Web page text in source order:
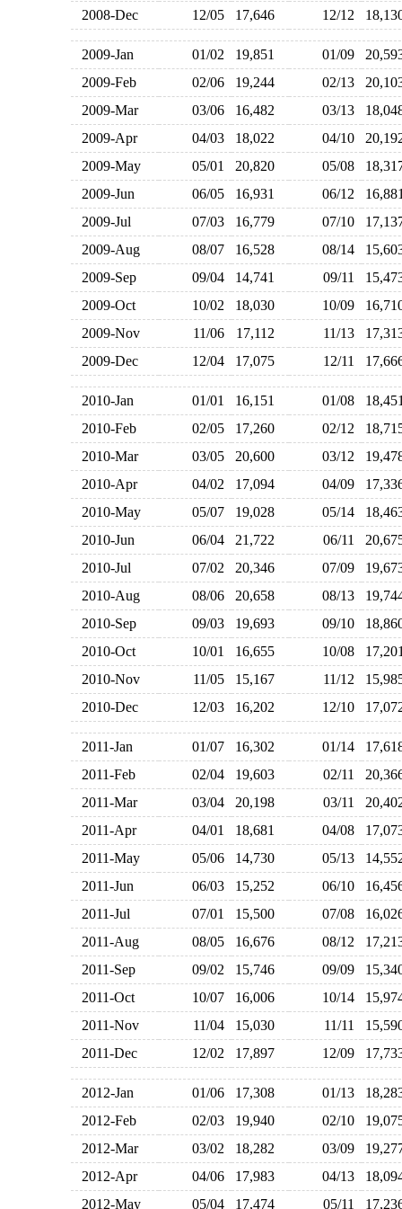
2008-Dec
12/05 17,646 12/12
2009-Jan 01/02 19,851 01/09
2009-Feb
02/06 19,244 02/13
2009-Mar
03/06 16,482 03/13
2009-Apr
04/03 18,022 04/10
2009-May
05/01 20,820 05/08
2009-Jun
06/05 16,931 06/12
2009-Jul
07/03 16,779 07/10
2009-Aug
08/07 16,528 08/14
2009-Sep
09/04 14,741 09/11
2009-Oct
10/02 18,030 10/09
2009-Nov
11/06 17,112 11/13
2009-Dec
12/04 17,075 12/11
2010-Jan 01/01 16,151 01/08
2010-Feb
02/05 17,260 02/12
2010-Mar
03/05 20,600 03/12
2010-Apr
04/02 17,094 04/09
2010-May
05/07 19,028 05/14
2010-Jun
06/04 21,722 06/11
2010-Jul
07/02 20,346 07/09
2010-Aug
08/06 20,658 08/13
2010-Sep
09/03 19,693 09/10
2010-Oct
10/01 16,655 10/08
2010-Nov
11/05 15,167 11/12
2010-Dec
12/03 16,202 12/10
2011-Jan 01/07 16,302 01/14
2011-Feb
02/04 19,603 02/11
2011-Mar
03/04 20,198 03/11
2011-Apr
04/01 18,681 04/08
2011-May
05/06 14,730 05/13
2011-Jun
06/03 15,252 06/10
2011-Jul
07/01 15,500 07/08
2011-Aug
08/05 16,676 08/12
2011-Sep
09/02 15,746 09/09
2011-Oct
10/07 16,006 10/14
2011-Nov
11/04 15,030 11/11
2011-Dec
12/02 17,897 12/09
2012-Jan 01/06 17,308 01/13
2012-Feb
02/03 19,940 02/10
2012-Mar
03/02 18,282 03/09
2012-Apr
04/06 17,983 04/13
2012-May
05/04 17,474 05/11